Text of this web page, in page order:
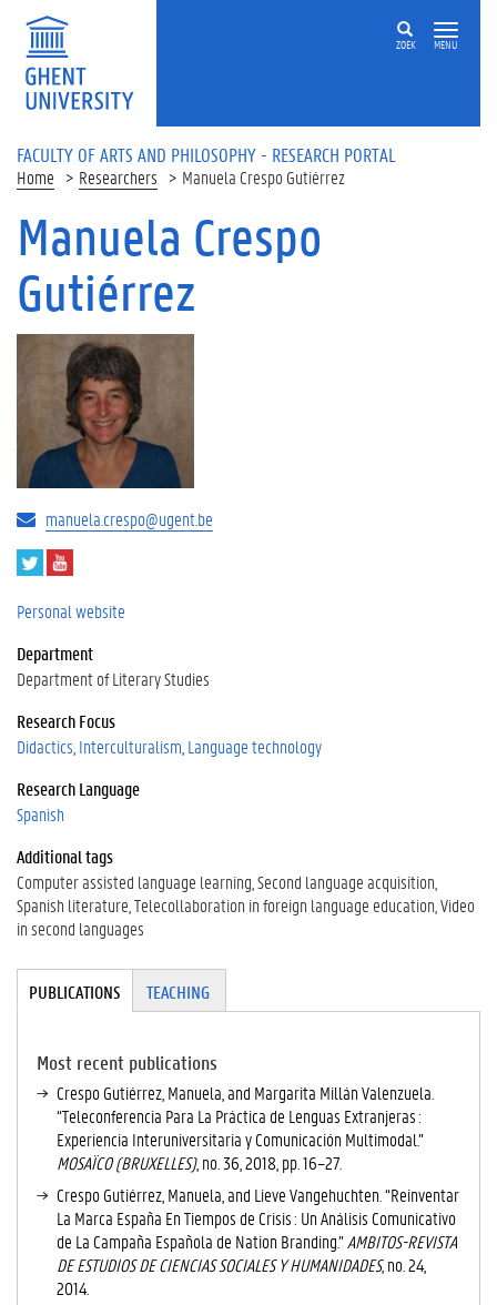
Skip to main content
ZOEK MENU
FACULTY OF ARTS AND PHILOSOPHY - RESEARCH PORTAL
Home Researchers Manuela Crespo Gutiérrez
Manuela Crespo
Gutiérrez
manuela.crespo@ugent.be
i
t
e
u
u
b
Personal website
Department
Department of Literary Studies
Research Focus
Didactics Interculturalism Language technology
Research Language
Spanish
Additional tags
Computer assisted language learning Second language acquisition
Spanish literature Telecollaboration in foreign language education Video
in second languages
Tabgroup
PUBLICATIONS
TI
V
E
T
A
B
)
TEACHING
Most recent publications
Crespo Gutiérrez, Manuela, and Margarita Millán Valenzuela.
“Teleconferencia Para La Práctica de Lenguas Extranjeras :
Experiencia Interuniversitaria y Comunicación Multimodal.”
MOSAÏCO (BRUXELLES), no. 36, 2018, pp. 16–27.
Crespo Gutiérrez, Manuela, and Lieve Vangehuchten. “Reinventar
La Marca España En Tiempos de Crisis : Un Análisis Comunicativo
de La Campaña Española de Nation Branding.”AMBITOS-REVISTA
DE ESTUDIOS DE CIENCIAS SOCIALES Y HUMANIDADES, no. 24,
2014.